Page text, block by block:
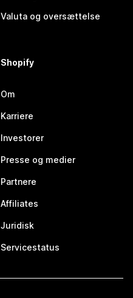
Valuta og oversættelse
Shopify
Om
Karriere
Investorer
Presse og medier
Partnere
Affiliates
Juridisk
Servicestatus